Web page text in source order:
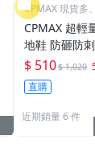
CPMAX 現貨多
超值
CPMAX 超輕
地鞋 防砸防
防砸 防刺穿
輕軟舒適透氣
$ 510$ 1,020
直購
近期銷量 6 件